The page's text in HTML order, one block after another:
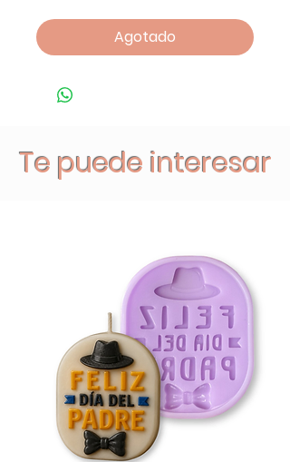
Agotado
Te puede interesar